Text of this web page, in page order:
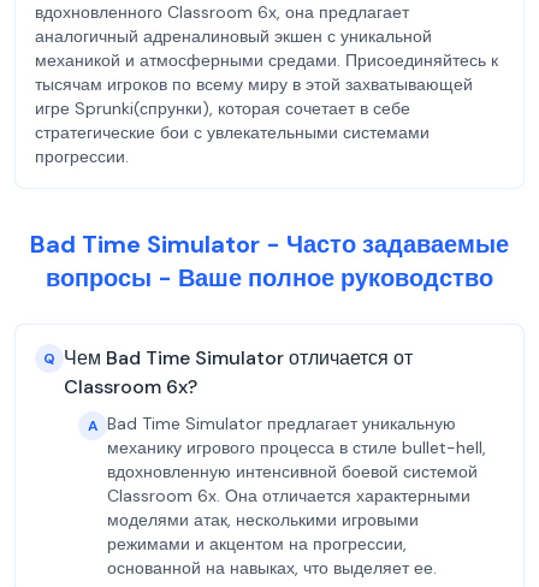
вдохновленного Classroom 6x, она предлагает
аналогичный адреналиновый экшен с уникальной
механикой и атмосферными средами. Присоединяйтесь к
тысячам игроков по всему миру в этой захватывающей
игре Sprunki(спрунки), которая сочетает в себе
стратегические бои с увлекательными системами
прогрессии.
Bad Time Simulator - Часто задаваемые
вопросы - Ваше полное руководство
Q Чем Bad Time Simulator отличается от
Classroom 6x?
A Bad Time Simulator предлагает уникальную
механику игрового процесса в стиле bullet-hell,
вдохновленную интенсивной боевой системой
Classroom 6x. Она отличается характерными
моделями атак, несколькими игровыми
режимами и акцентом на прогрессии,
основанной на навыках, что выделяет ее.